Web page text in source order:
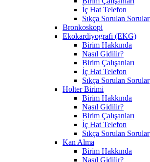
İç Hat Telefon
Sıkça Sorulan Sorular
Bronkoskopi
Ekokardiyografi (EKG)
Birim Hakkında
Nasıl Gidilir?
Birim Çalışanları
İç Hat Telefon
Sıkça Sorulan Sorular
Holter Birimi
Birim Hakkında
Nasıl Gidilir?
Birim Çalışanları
İç Hat Telefon
Sıkça Sorulan Sorular
Kan Alma
Birim Hakkında
Nasıl Gidilir?